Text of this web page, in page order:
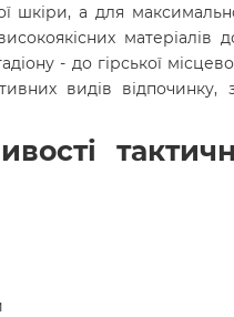
а для
- до гірської
видів